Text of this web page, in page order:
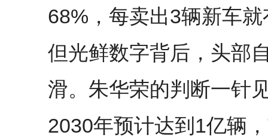
68%，每卖出3辆新车
但光鲜数字背后，头部
滑。朱华荣的判断一针
2030年预计达到1亿辆